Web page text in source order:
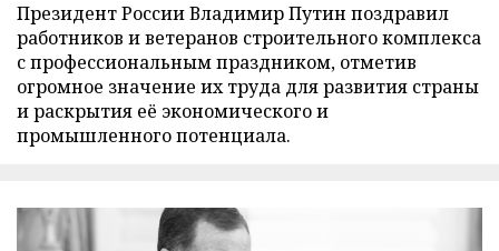
Президент России Владимир Путин поздравил
работников и ветеранов строительного комплекса
с профессиональным праздником, отметив
огромное значение их труда для развития страны
и раскрытия её экономического и
промышленного потенциала.